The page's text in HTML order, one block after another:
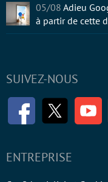
SUIVEZ-NOUS
FacebookTwitter
ENTREPRISE
05/08 Adieu
à partir de cette